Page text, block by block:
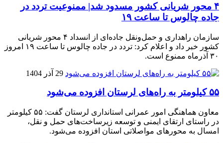
۴ محور شریانی کشور مسدود شد| ممنوعیت تردد در
جاده چالوس تا ساعت ۱۹
سازمان راهداری و حمل‌ونقل جاده‌ای از انسداد ۴ محور شریانی
کشور خبر داد و اعلام کرد: تردد در جاده چالوس تا ساعت ۱۹ امروز
۳۰ آذرماه ممنوع است.
29 آذر 1404
۵۵ کیلومتر به راه‌های لرستان افزوده می‌شود
معاون هماهنگی امور عمرانی استانداری لرستان گفت: ۵۵ کیلومتر
در راستای ارتقای ایمنی و توسعه زیرساخت‌های حمل و نقل،
امسال به محورهای مواصلاتی استان افزوده می‌شود.